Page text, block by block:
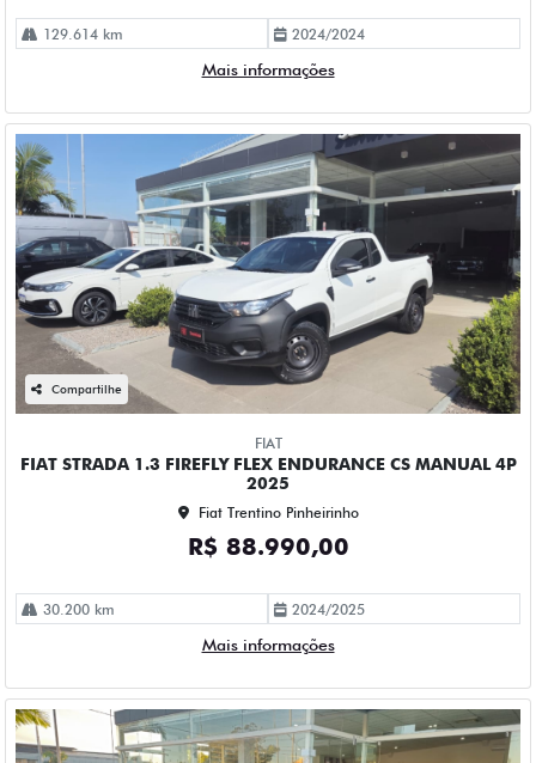
129.614 km 2024/2024
Mais informações
Compartilhe
FIAT
FIAT STRADA 1.3 FIREFLY FLEX ENDURANCE CS MANUAL 4P
2025
Fiat Trentino Pinheirinho
R$ 88.990,00
30.200 km 2024/2025
Mais informações